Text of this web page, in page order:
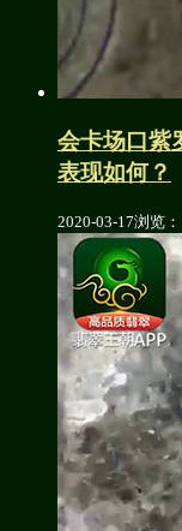
会卡场口紫
表现如何？
2020-03-17浏览